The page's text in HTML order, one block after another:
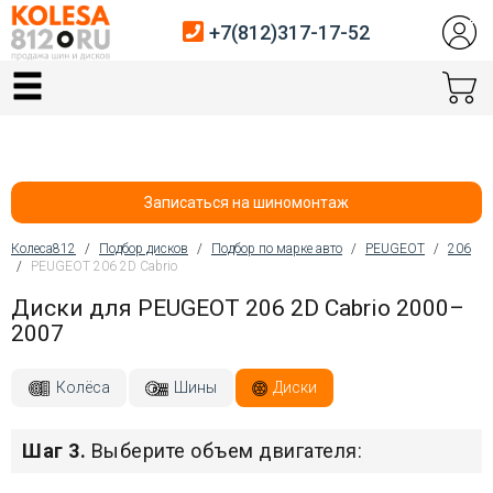
Главная
Автосервис
Услуги шиномонтажа
Хранение шин
+7(812)317-17-52
Записаться на шиномонтаж
Вы здесь
Колеса812 / Подбор дисков / Подбор по марке авто / PEUGEOT / 206
/
PEUGEOT 206 2D Cabrio
Диски для PEUGEOT 206 2D Cabrio 2000–
2007
Колёса Шины Диски
Шаг 3. Выберите объем двигателя: